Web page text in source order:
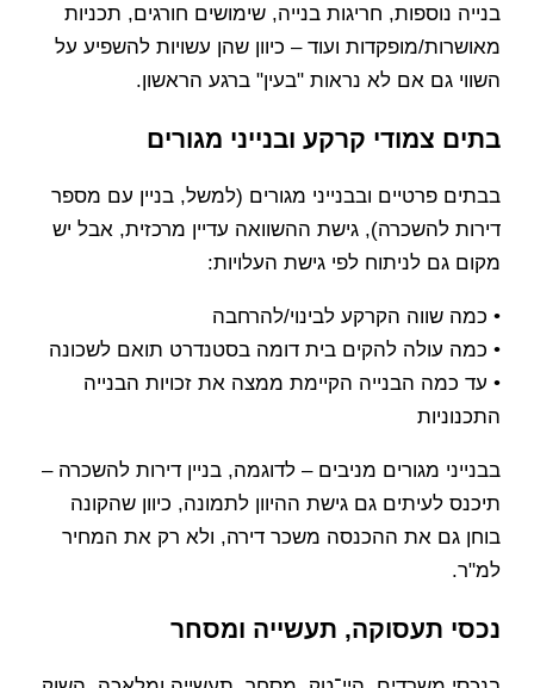
בנייה נוספות, חריגות בנייה, שימושים חורגים, תכניות
מאושרות/מופקדות ועוד – כיוון שהן עשויות להשפיע על
השווי גם אם לא נראות "בעין" ברגע הראשון.
בתים צמודי קרקע ובנייני מגורים
בבתים פרטיים ובבנייני מגורים (למשל, בניין עם מספר
דירות להשכרה), גישת ההשוואה עדיין מרכזית, אבל יש
מקום גם לניתוח לפי גישת העלויות:
• כמה שווה הקרקע לבינוי/להרחבה
• כמה עולה להקים בית דומה בסטנדרט תואם לשכונה
• עד כמה הבנייה הקיימת ממצה את זכויות הבנייה
התכנוניות
בבנייני מגורים מניבים – לדוגמה, בניין דירות להשכרה –
תיכנס לעיתים גם גישת ההיוון לתמונה, כיוון שהקונה
בוחן גם את ההכנסה משכר דירה, ולא רק את המחיר
למ"ר.
נכסי תעסוקה, תעשייה ומסחר